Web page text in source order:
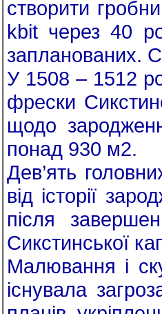
створити
kbit через 40
запланованих.
У 1508 – 1512
фрески
щодо
понад 930 м2.
Дев’ять
від історії
після
Сикстинської
Малювання і
існувала